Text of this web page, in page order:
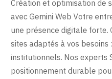
Création et optimisation de
avec Gemini Web Votre
une présence digitale forte.
sites adaptés à vos besoins
institutionnels. Nos experts
positionnement durable